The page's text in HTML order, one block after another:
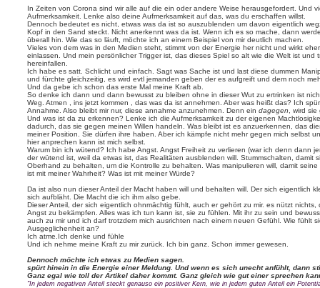
t
e
n
v
o
n
a
p
f
e
l
s
i
n
e
ti
t
r
a
g
In Zeiten von Corona sind wir alle auf die ein oder andere Weise herausgefordert. Und
Aufmerksamkeit. Lenke also deine Aufmerksamkeit auf das, was du erschaffen willst.
Dennoch bedeutet es nicht, etwas was da ist so auszublenden um davon eigentlich
Kopf in den Sand steckt. Nicht anerkennt was da ist. Wenn ich es so mache, dann
überall hin. Wie das so läuft, möchte ich an einem Beispiel von mir deutlich machen.
Vieles von dem was in den Medien steht, stimmt von der Energie her nicht und wirkt
einlassen. Und mein persönlicher Trigger ist, das dieses Spiel so alt wie die Welt ist und
hereinfallen.
Ich habe es satt. Schlicht und einfach. Sagt was Sache ist und last diese dummen
und fürchte gleichzeitig, es wird evtl jemanden geben der es aufgreift und dem noch
Und da gebe ich schon das erste Mal meine Kraft ab.
So denke ich dann und dann bewusst zu bleiben ohne in dieser Wut zu ertrinken ist
Weg. Atmen , ins jetzt kommen , das was da ist annehmen. Aber was heißt das? Ich
Annahme. Also bleibt mir nur, diese annahme anzunehmen. Denn ein dagegen , wird
Und was ist da zu erkennen? Lenke ich die Aufmerksamkeit zu der eigenen
dadurch, das sie gegen meinen Willen handeln. Was bleibt ist es anzuerkennen, das
meiner Position. Sie dürfen ihre haben. Aber ich kämpfe nicht mehr gegen mich selbst
hier anprechen kann ist mich selbst.
Warum bin ich wütend? Ich habe Angst. Angst Freiheit zu verlieren (war ich denn dann
der wütend ist, weil da etwas ist, das Realitäten ausblenden will. Stummschalten, damit
Oberhand zu behalten, um die Kontrolle zu behalten. Was manipulieren will, damit
ist mit meiner Wahrheit? Was ist mit meiner Würde?
Da ist also nun dieser Anteil der Macht haben will und behalten will. Der sich eigentlich
sich aufbläht. Die Macht die ich ihm also gebe.
Dieser Anteil, der sich eigentlich ohnmächtig fühlt, auch er gehört zu mir. es nützt
Angst zu bekämpfen. Alles was ich tun kann ist, sie zu fühlen. Mit ihr zu sein und
auch zu mir und ich darf trotzdem mich ausrichten nach einem neuen Gefühl. Wie fühlt
Ausgeglichenheit an?
Ich atme.Ich denke und fühle
Und ich nehme meine Kraft zu mir zurück. Ich bin ganz. Schon immer gewesen.
Dennoch möchte ich etwas zu Medien sagen.
spürt hinein in die Energie einer Meldung. Und wenn es sich unecht anfühlt, dann
Ganz egal wie toll der Artikel daher kommt. Ganz gleich wie gut einer sprechen
"In jedem negativen Anteil steckt genauso ein positiver Kern, wie in jedem guten Anteil ein